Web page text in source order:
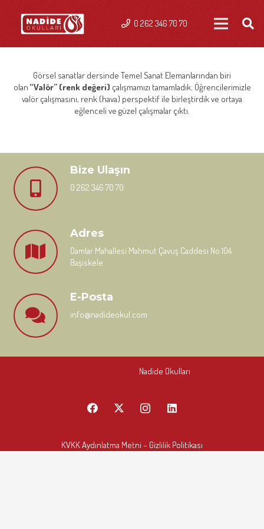
0 262 346 70 70
Görsel sanatlar dersinde Temel Sanat Elemanlarından biri
olan “Valör” (renk değeri) çalışmamızı tamamladık. Öğrencilerimizle
valör çalışmasını, renk (hava) perspektif ile birleştirdik ve ortaya
eğlenceli ve güzel çalışmalar çıktı.
Bize Ulaşın
0 262 346 70 70
Adres
Damlar Mahallesi Mahmut Çavuş Caddesi No 104
Başiskele
E-Posta
info@nadideokul.com
Nadide Okulları
KVKK Aydınlatma Metni – Gizlilik Politikası